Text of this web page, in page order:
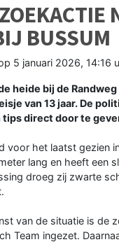
BUSSUM
5 januari 2026, 14:16
heide bij de
van 13 jaar. De
tips direct door te
voor het laatst gezien
lang en heeft een
droeg zij zwarte
van de situatie is de
Team ingezet.